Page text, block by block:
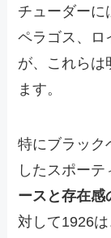
チューダーに
ペラゴス、ロ
が、これらは
ます。
特にブラック
したスポー
ースと存在感
対して1926